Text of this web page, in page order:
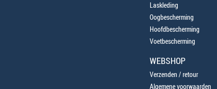
Laskleding
Oogbescherming
Hoofdbescherming
Voetbescherming
WEBSHOP
Verzenden / retour
Algemene voorwaarden